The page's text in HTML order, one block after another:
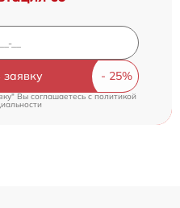
заявку
Вы соглашаетесь cполитикой